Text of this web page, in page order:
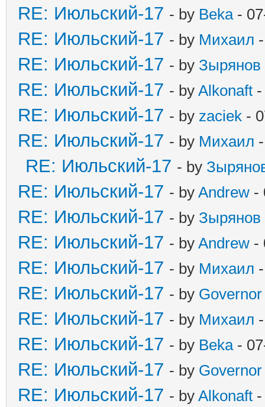
RE: Июльский-17 - by Beka-
RE: Июльский-17 - by Михаил
RE: Июльский-17 - by Зырянов
RE: Июльский-17 - by Alkonaft
RE: Июльский-17 - by zaciek -
RE: Июльский-17 - by Михаил
RE: Июльский-17 - by
RE: Июльский-17 - by Andrew -
RE: Июльский-17 - by Зырянов
RE: Июльский-17 - by Andrew -
RE: Июльский-17 - by Михаил
RE: Июльский-17 - by Governor
RE: Июльский-17 - by Михаил
RE: Июльский-17 - by Beka-
RE: Июльский-17 - by Governor
RE: Июльский-17 - by Alkonaft